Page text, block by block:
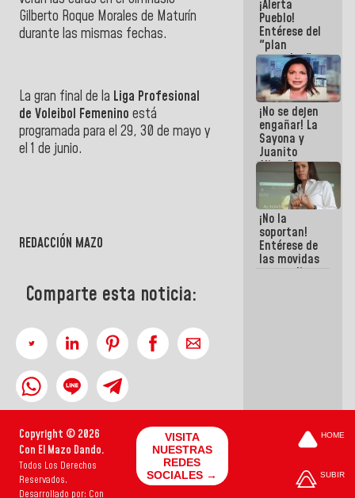
Gilberto Roque Morales de Maturín
durante las mismas fechas.
La gran final de la Liga Profesional
de Voleibol Femenino está
programada para el 29, 30 de mayo y
el 1 de junio.
REDACCIÓN MAZO
Comparte esta noticia:
Eléctrica y
CORPOELEC
¡Alerta
Pueblo!
Entérese del
"plan
enjambre"
de La Sayo
para
sabotear el
diálogo y
promover el
caos
¡No se dejen
engañar! La
Sayona y
Juanito
Alimaña son
harina del
mismo
costal
¡No la
soportan!
Entérese de
las movidas
que realizan
Copyright © 2026
Con El Mazo Dando.
Todos Los Derechos
Reservados.
Desarrollado por: Con
VISITA
NUESTRAS
REDES
SOCIALES →
HOME
SUBIR